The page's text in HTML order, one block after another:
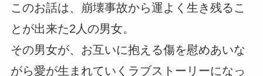
このお話は、崩壊事故から運よく生き残るこ
とが出来た2人の男女。
その男女が、お互いに抱える傷を慰めあいな
がら愛が生まれていくラブストーリーになっ